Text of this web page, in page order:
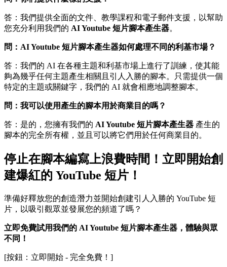
答：我們提供全面的文件、教學課程和電子郵件支援，以幫助
您充分利用我們的 AI Youtube 短片腳本產生器。
問：AI Youtube 短片腳本產生器如何處理不同的利基市場？
答：我們的 AI 在各種主題和利基市場上進行了訓練，使其能
夠為幾乎任何主題產生相關且引人入勝的腳本。只需提供一個
特定的主題或關鍵字，我們的 AI 就會相應地調整腳本。
問：我可以使用產生的腳本用於商業目的嗎？
答：是的，您擁有我們的 AI Youtube 短片腳本產生器 產生的
腳本的完全所有權，並且可以將它們用於任何商業目的。
停止在腳本編寫上浪費時間！立即開始創
建爆紅的 YouTube 短片！
準備好釋放您的創造潛力並開始創建引人入勝的 YouTube 短
片，以吸引觀眾並發展您的頻道了嗎？
立即免費試用我們的 AI Youtube 短片腳本產生器，體驗與眾
不同！
[按鈕：立即開始 - 完全免費！]